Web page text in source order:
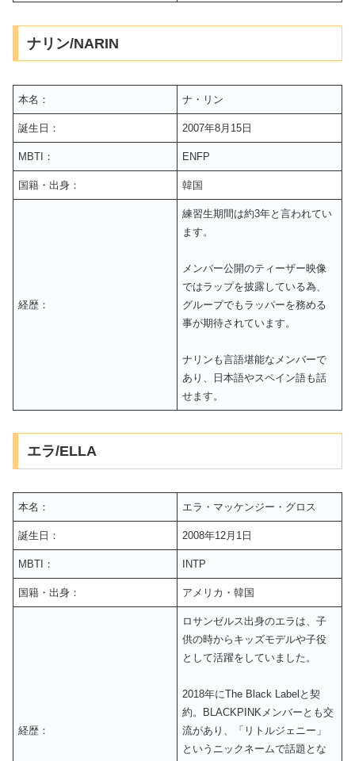
ナリン/NARIN
本名： ナ・リン
誕生日： 2007年8月15日
MBTI： ENFP
国籍・出身： 韓国
経歴：
練習生期間は約3年と言われてい
ます。
メンバー公開のティーザー映像
ではラップを披露している為、
グループでもラッパーを務める
事が期待されています。
ナリンも言語堪能なメンバーで
あり、日本語やスペイン語も話
せます。
エラ/ELLA
本名： エラ・マッケンジー・グロス
誕生日： 2008年12月1日
MBTI： INTP
国籍・出身： アメリカ・韓国
経歴：
ロサンゼルス出身のエラは、子
供の時からキッズモデルや子役
として活躍をしていました。
2018年にThe Black Labelと契
約。BLACKPINKメンバーとも交
流があり、「リトルジェニー」
というニックネームで話題とな